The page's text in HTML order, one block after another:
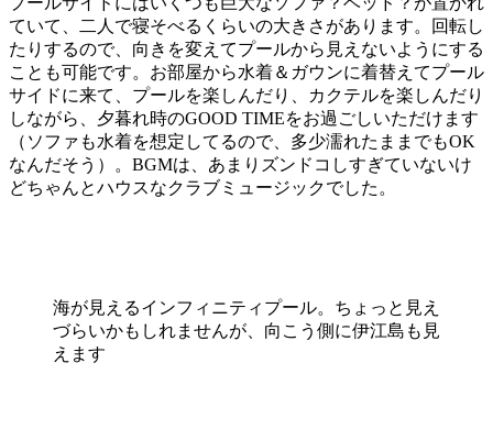
ていて、二人で寝そべるくらいの大きさがあります。回転し
たりするので、向きを変えてプールから見えないようにする
ことも可能です。お部屋から水着＆ガウンに着替えてプール
サイドに来て、プールを楽しんだり、カクテルを楽しんだり
しながら、夕暮れ時のGOOD TIMEをお過ごしいただけます
（ソファも水着を想定してるので、多少濡れたままでもOK
なんだそう）。BGMは、あまりズンドコしすぎていないけ
どちゃんとハウスなクラブミュージックでした。
海が見えるインフィニティプール。ちょっと見え
づらいかもしれませんが、向こう側に伊江島も見
えます